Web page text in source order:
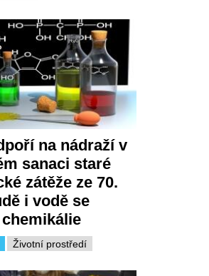
na nádraží v
sanaci staré
zátěže ze 70.
i vodě se
Životní prostředí